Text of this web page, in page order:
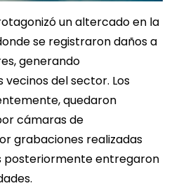
un altercado en la
se registraron daños a
generando
del sector. Los
quedaron
cámaras de
grabaciones realizadas
posteriormente entregaron